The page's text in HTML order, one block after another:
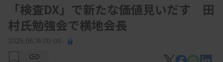
「検査DX」で新たな価値見いだす 田
村氏勉強会で横地会長
2025.06.16 00:00